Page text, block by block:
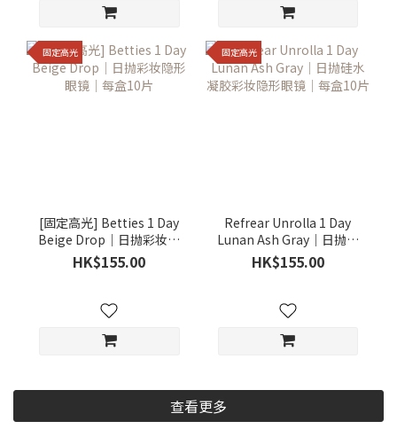
固定高光
[固定高光] Betties 1 Day
Beige Drop｜日抛彩妆隐
形眼镜｜每盒10片
HK$155.00
固定高光
Refrear Unrolla 1 Day
Lunan Ash Gray｜日抛硅
水凝胶彩妆隐形眼镜｜每
盒10片
HK$155.00
查看更多